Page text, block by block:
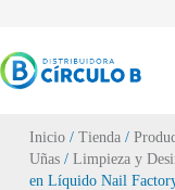
Inicio/ Tienda/
Uñas/ Limpieza y
en Líquido Nail